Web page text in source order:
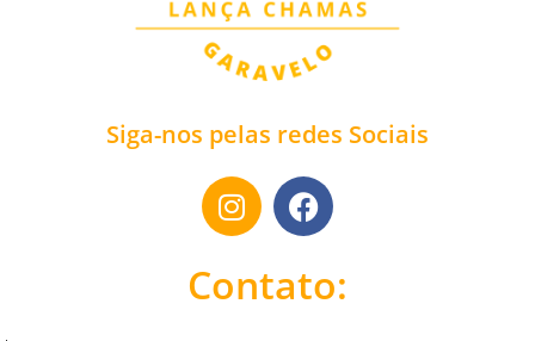
Siga-nos pelas redes Sociais
Contato: